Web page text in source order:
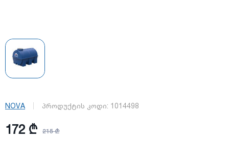
NOVA პროდუქტის კოდი: 1014498
172 ₾ 215 ₾